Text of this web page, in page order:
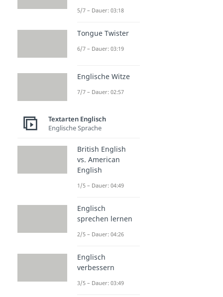
5/7 – Dauer: 03:18
Tongue Twister
6/7 – Dauer: 03:19
Englische Witze
7/7 – Dauer: 02:57
Textarten Englisch
Englische Sprache
British English
vs. American
English
1/5 – Dauer: 04:49
Englisch
sprechen lernen
2/5 – Dauer: 04:26
Englisch
verbessern
3/5 – Dauer: 03:49